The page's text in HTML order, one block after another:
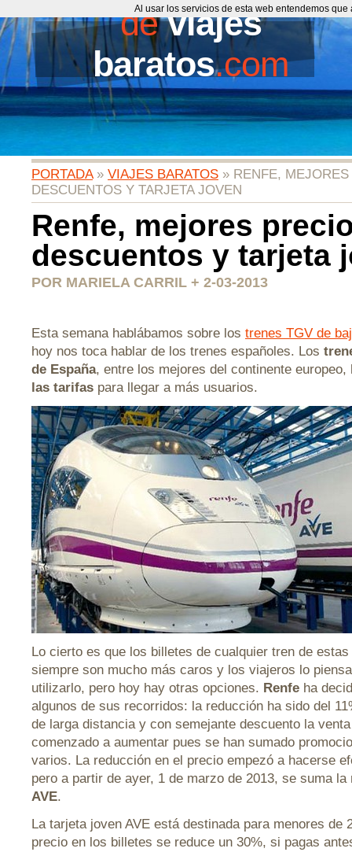
deviajes
baratos.com
PORTADA» VIAJES BARATOS » RENFE,
DESCUENTOS Y TARJETA JOVEN
Renfe, mejores
descuentos y tarjeta
POR MARIELA CARRIL + 2-03-2013
Esta semana hablábamos sobre los trenes TGV de
hoy nos toca hablar de los trenes españoles. Los
de España, entre los mejores del continente
las tarifas para llegar a más usuarios.
Lo cierto es que los billetes de cualquier tren de
siempre son mucho más caros y los viajeros lo
utilizarlo, pero hoy hay otras opciones. Renfe ha
algunos de sus recorridos: la reducción ha sido del
de larga distancia y con semejante descuento la
comenzado a aumentar pues se han sumado
varios. La reducción en el precio empezó a hacerse
pero a partir de ayer, 1 de marzo de 2013, se suma la
AVE.
La tarjeta joven AVE está destinada para menores de
precio en los billetes se reduce un 30%, si pagas
Al usar los servicios de esta web entendemos